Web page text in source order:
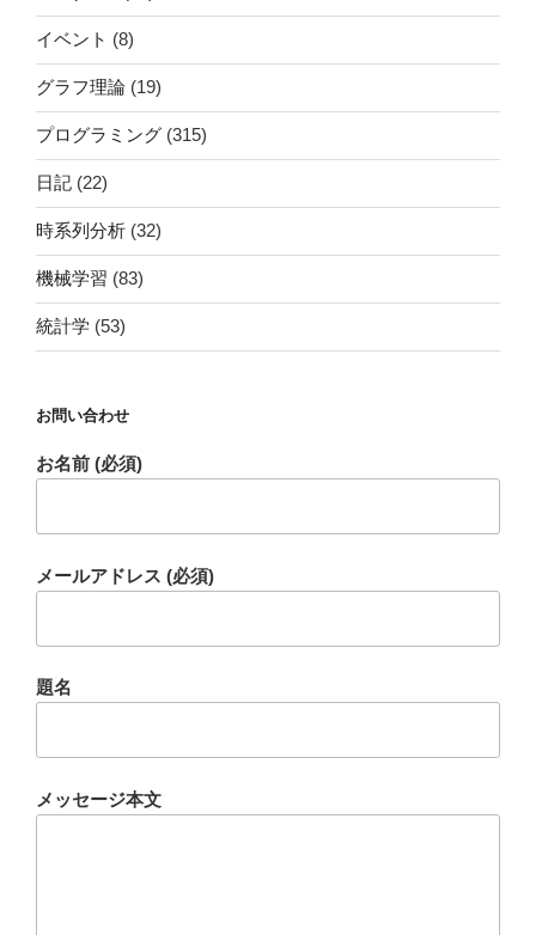
イベント (8)
グラフ理論 (19)
プログラミング (315)
日記 (22)
時系列分析 (32)
機械学習 (83)
統計学 (53)
お問い合わせ
お名前 (必須)
メールアドレス (必須)
題名
メッセージ本文